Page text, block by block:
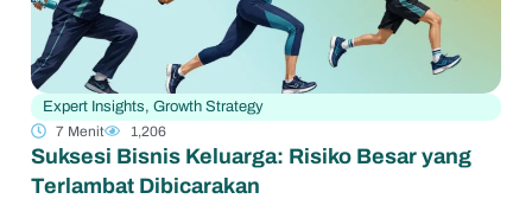
Expert Insights, Growth Strategy
7 Menit
1,206
Suksesi Bisnis Keluarga: Risiko Besar yang
Terlambat Dibicarakan